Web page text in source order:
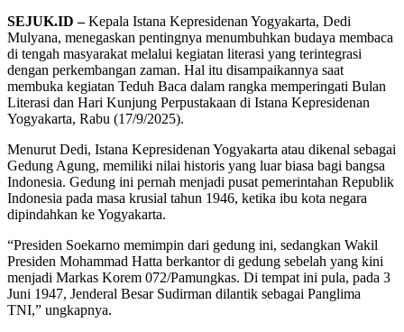
SEJUK.ID –Kepala Istana Kepresidenan Yogyakarta, Dedi
Mulyana, menegaskan pentingnya menumbuhkan budaya membaca
di tengah masyarakat melalui kegiatan literasi yang terintegrasi
dengan perkembangan zaman. Hal itu disampaikannya saat
membuka kegiatan Teduh Baca dalam rangka memperingati Bulan
Literasi dan Hari Kunjung Perpustakaan di Istana Kepresidenan
Yogyakarta, Rabu (17/9/2025).
Menurut Dedi, Istana Kepresidenan Yogyakarta atau dikenal sebagai
Gedung Agung, memiliki nilai historis yang luar biasa bagi bangsa
Indonesia. Gedung ini pernah menjadi pusat pemerintahan Republik
Indonesia pada masa krusial tahun 1946, ketika ibu kota negara
dipindahkan ke Yogyakarta.
“Presiden Soekarno memimpin dari gedung ini, sedangkan Wakil
Presiden Mohammad Hatta berkantor di gedung sebelah yang kini
menjadi Markas Korem 072/Pamungkas. Di tempat ini pula, pada 3
Juni 1947, Jenderal Besar Sudirman dilantik sebagai Panglima
TNI,” ungkapnya.